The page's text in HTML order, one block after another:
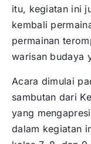
itu, kegiatan ini
kembali
permainan
warisan budaya
Acara dimulai
sambutan dari
yang
dalam kegiatan